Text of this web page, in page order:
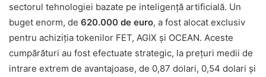
sectorul tehnologiei bazate pe inteligență artificială. Un
buget enorm, de 620.000 de euro, a fost alocat exclusiv
pentru achiziția tokenilor FET, AGIX și OCEAN. Aceste
cumpărături au fost efectuate strategic, la prețuri medii de
intrare extrem de avantajoase, de 0,87 dolari, 0,54 dolari și